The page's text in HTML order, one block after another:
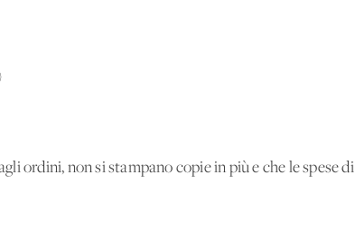
ordini, non si stampano copie in più e che le spese di